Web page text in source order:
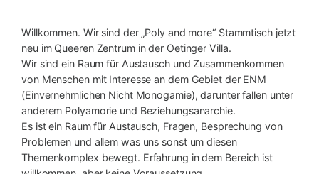
Willkommen. Wir sind der „Poly and more“ Stammtisch jetzt
neu im Queeren Zentrum in der Oetinger Villa.
Wir sind ein Raum für Austausch und Zusammenkommen
von Menschen mit Interesse an dem Gebiet der ENM
(Einvernehmlichen Nicht Monogamie), darunter fallen unter
anderem Polyamorie und Beziehungsanarchie.
Es ist ein Raum für Austausch, Fragen, Besprechung von
Problemen und allem was uns sonst um diesen
Themenkomplex bewegt. Erfahrung in dem Bereich ist